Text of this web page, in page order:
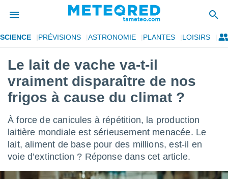
de
a
par
Vous
SCIENCE PRÉVISIONS ASTRONOMIE PLANTES LOISIRS
Le lait de vache va-t-il
vraiment disparaître de nos
frigos à cause du climat ?
À force de canicules à répétition, la production
laitière mondiale est sérieusement menacée. Le
lait, aliment de base pour des millions, est-il en
voie d’extinction ? Réponse dans cet article.